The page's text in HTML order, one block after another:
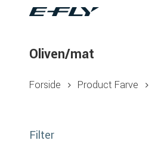
contentOliven/mat
Forside Product Farve
Filter